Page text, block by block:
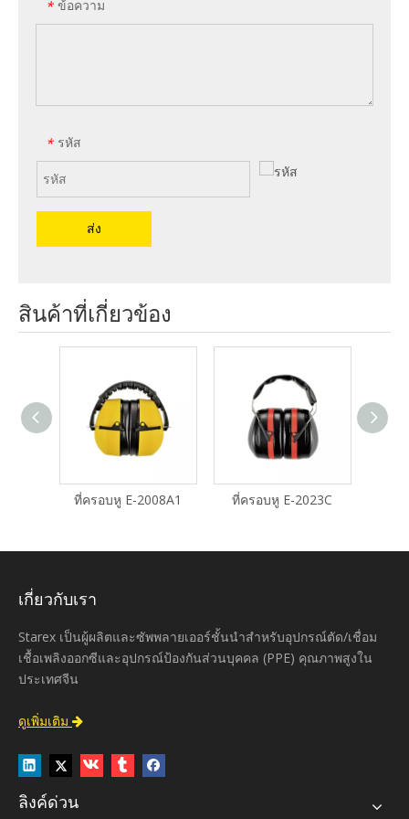
* ข้อความ
* รหัส
ส่ง
สินค้าที่เกี่ยวข้อง
ที่ครอบหู E-2008A1 ที่ครอบหู E-2023C
เกี่ยวกับเรา
Starex เป็นผู้ผลิตและซัพพลายเออร์ชั้นนำสำหรับอุปกรณ์ตัด/เชื่อม
เชื้อเพลิงออกซีและอุปกรณ์ป้องกันส่วนบุคคล (PPE) คุณภาพสูงใน
ประเทศจีน
ดูเพิ่มเติม 
ลิงค์ด่วน